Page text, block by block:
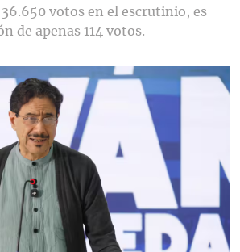
votos en el escrutinio, es
de apenas 114 votos.